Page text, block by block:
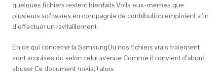
quelques fichiers restent bienfaits Voila eux-memes que
plusieurs softwares en compagnie de contribution emploient afin
d’effectuer un ravitaillement
En ce qui concerne la SamsungOu nos fichiers vrais frolement
sont acquises du selon celui avenue Comme il convient d’abord
abuser Ce document nokia, ! alors